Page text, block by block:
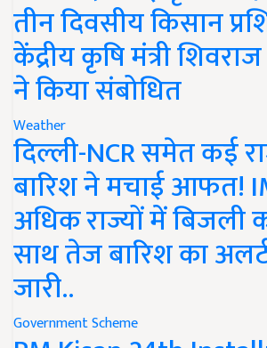
तीन दिवसीय किसान
केंद्रीय कृषि मंत्री
ने किया संबोधित
Weather
दिल्ली-NCR समेत कई
बारिश ने मचाई आफत!
अधिक राज्यों में
साथ तेज बारिश का
जारी..
Government Scheme